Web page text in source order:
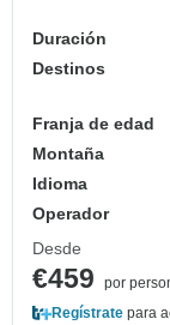
Duración
Destinos
Franja de edad
Montaña
Idioma
Operador
Desde
€459
por
Regístrate para